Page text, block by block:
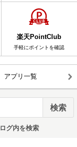
楽天PointClub
手軽にポイントを確認
アプリ一覧
グ内を検索